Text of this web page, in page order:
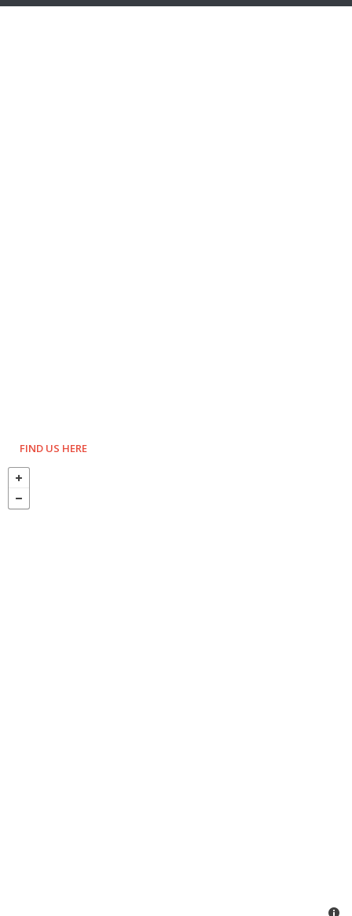
FIND US HERE